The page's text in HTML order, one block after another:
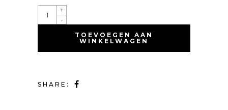
QUANTITY
-
+
TOEVOEGEN AAN
WINKELWAGEN
SHARE: